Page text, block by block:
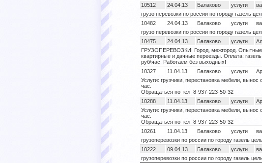
10512
24.04.13 Балаково услуги
грузо перевозки по россии по городу газель
10482
24.04.13 Балаково услуги
грузо перевозки по россии по городу газель
10475
24.04.13 Балаково услуги
ГРУЗОПЕРЕВОЗКИ! Город, межгород. Опытные
квартирные и дачные переезды. Оплата:
руб\час. Работаем без выходных!
10327
11.04.13 Балаково услуги
Услуги: грузчики, перестановка мебели, вынос
час.
Обращаться по тел: 8-937-223-50-32
10288
11.04.13 Балаково услуги
Услуги: грузчики, перестановка мебели, вынос
час.
Обращаться по тел: 8-937-223-50-32
10261
11.04.13 Балаково услуги
грузоперевозки по россии по городу газель
10222
09.04.13 Балаково услуги
грузоперевозки по россии по городу газель